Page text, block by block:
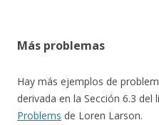
Más problemas
Hay más ejemplos de
derivada en la Sección 6.3 del
Problems de Loren Larson.